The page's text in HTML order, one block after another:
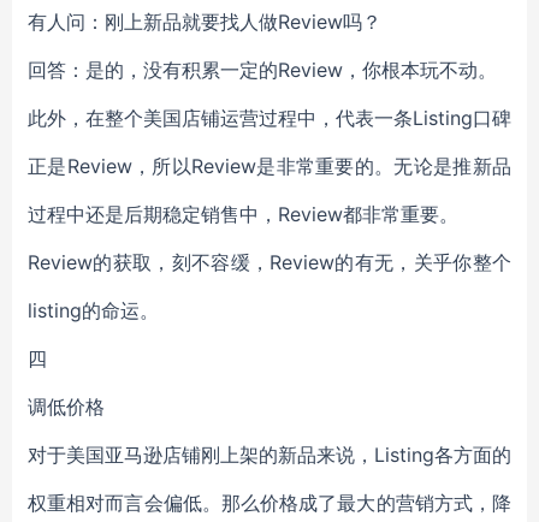
有人问：刚上新品就要找人做Review吗？
回答：是的，没有积累一定的Review，你根本玩不动。
此外，在整个美国店铺运营过程中，代表一条Listing口碑
正是Review，所以Review是非常重要的。无论是推新品
过程中还是后期稳定销售中，Review都非常重要。
Review的获取，刻不容缓，Review的有无，关乎你整个
listing的命运。
四
调低价格
对于美国亚马逊店铺刚上架的新品来说，Listing各方面的
权重相对而言会偏低。那么价格成了最大的营销方式，降